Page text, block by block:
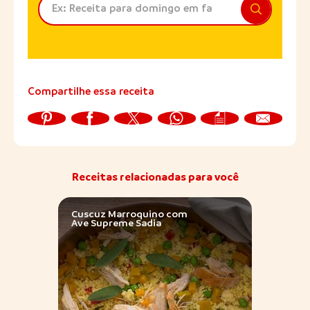
Compartilhe essa receita
Receitas relacionadas para você
Cuscuz Marroquino com
Ave Supreme Sadia